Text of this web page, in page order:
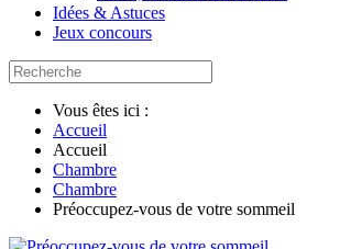
Idées & Astuces
Jeux concours
Vous êtes ici :
Accueil
Accueil
Chambre
Chambre
Préoccupez-vous de votre sommeil